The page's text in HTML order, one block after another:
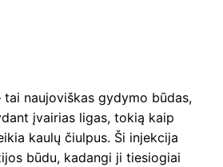
tai naujoviškas gydymo būdas,
įvairias ligas, tokią kaip
kaulų čiulpus. Ši injekcija
būdu, kadangi ji tiesiogiai